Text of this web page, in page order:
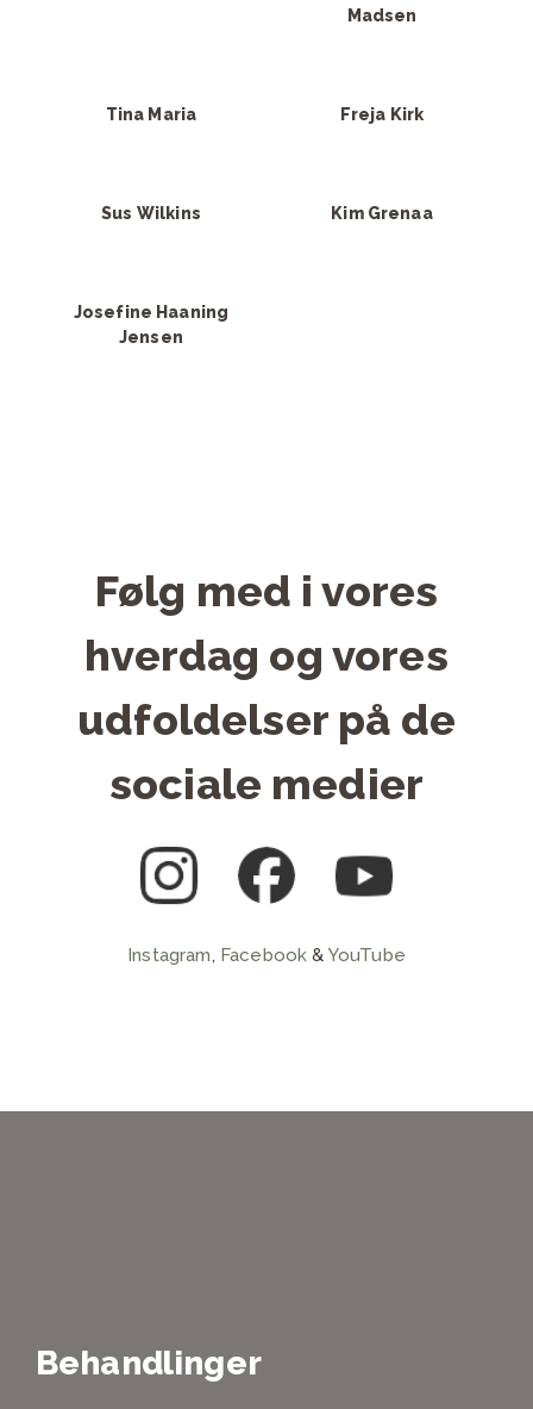
Madsen
Tina Maria Freja Kirk
Sus Wilkins Kim Grenaa
Josefine Haaning
Jensen
Følg med i vores
hverdag og vores
udfoldelser på de
sociale medier
Instagram, Facebook & YouTube
Behandlinger